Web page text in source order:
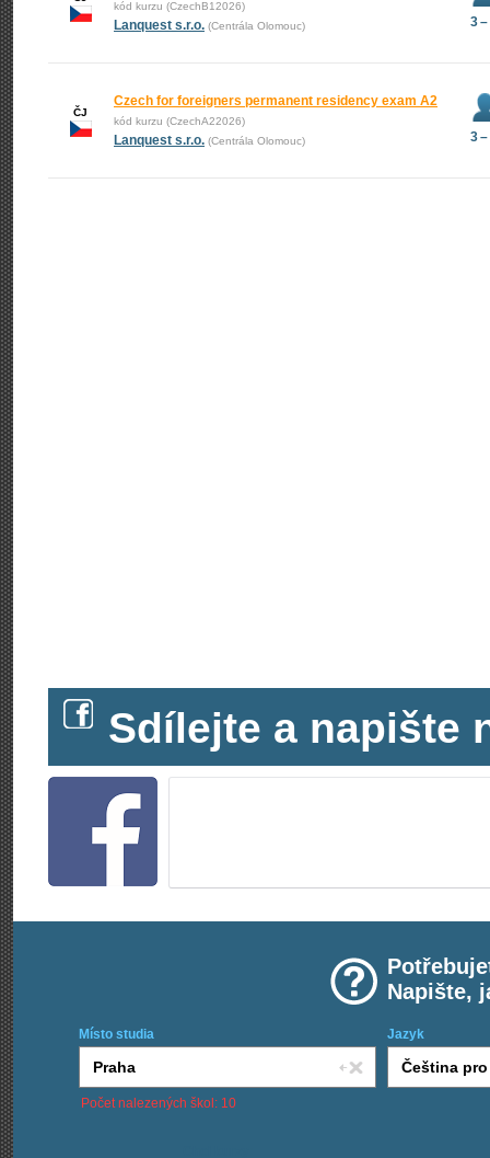
kód kurzu (CzechB12026)
Lanquest s.r.o. (Centrála Olomouc) 3
ČJ
Czech for foreigners permanent residency exam A2
kód kurzu (CzechA22026)
Lanquest s.r.o. (Centrála Olomouc) 3
Sdílejte a napište
Napište,
Místo studia Jazyk
Počet nalezených škol: 10